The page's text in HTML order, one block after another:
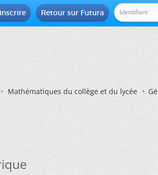
Retour sur Futura
Mathématiques du collège et du lycée